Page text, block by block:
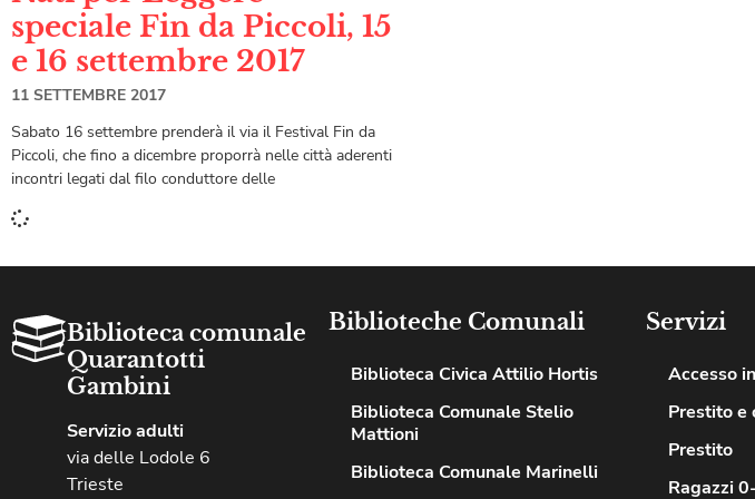
speciale Fin da Piccoli, 15
e 16 settembre 2017
11 SETTEMBRE 2017
Sabato 16 settembre prenderà il via il Festival Fin da
Piccoli, che fino a dicembre proporrà nelle città aderenti
incontri legati dal filo conduttore delle
Biblioteca comunale
Quarantotti
Gambini
Servizio adulti
via delle Lodole 6
Trieste
Biblioteche Comunali
Biblioteca Civica Attilio Hortis
Biblioteca Comunale Stelio
Mattioni
Biblioteca Comunale Marinelli
Servizi
Accesso
Prestito e
Prestito
Ragazzi